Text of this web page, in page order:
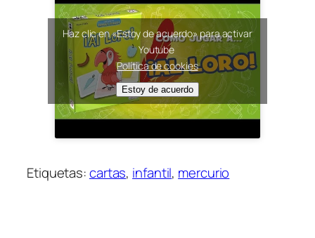
Haz clic en «Estoy de acuerdo» para activar
Youtube
Política de cookies
Estoy de acuerdo
Etiquetas:cartas, infantil, mercurio